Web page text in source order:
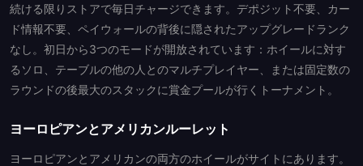
続ける限りストアで毎日チャージできます。デポジット不要、カー
ド情報不要、ペイウォールの背後に隠されたアップグレードランク
なし。初日から3つのモードが開放されています：ホイールに対す
るソロ、テーブルの他の人とのマルチプレイヤー、または固定数の
ラウンドの後最大のスタックに賞金プールが行くトーナメント。
ヨーロピアンとアメリカンルーレット
ヨーロピアンとアメリカンの両方のホイールがサイトにあります。